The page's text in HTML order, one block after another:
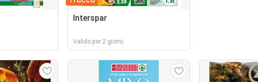
Interspar
Valido per 2 giorni